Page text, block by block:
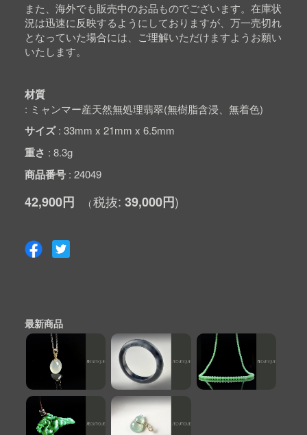
また、海外でも販売中のお品ものでございます。在庫状
況は迅速に反映するようにしておりますが、万一売切れ
となっていた場合には、ご理解いただけますようお願い
いたします。
材質
ミャンマー産天然無処理翡翠(無樹脂含浸、無着色)
サイズ 33mm x 21mm x 6.5mm
重さ 8.3g
商品番号 24049
42,900円 39,000円
最新商品